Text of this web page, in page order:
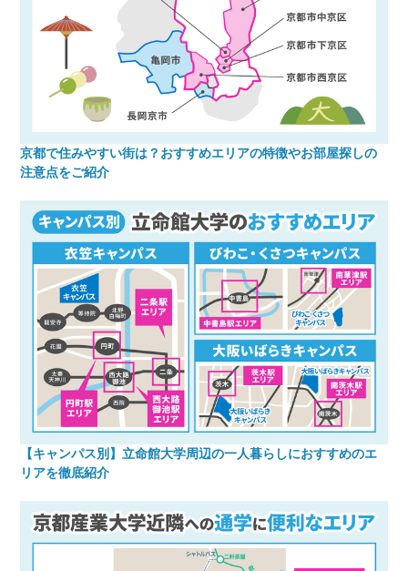
京都で住みやすい街は？おすすめエリアの特徴やお部屋探しの
注意点をご紹介
【キャンパス別】立命館大学周辺の一人暮らしにおすすめのエ
リアを徹底紹介